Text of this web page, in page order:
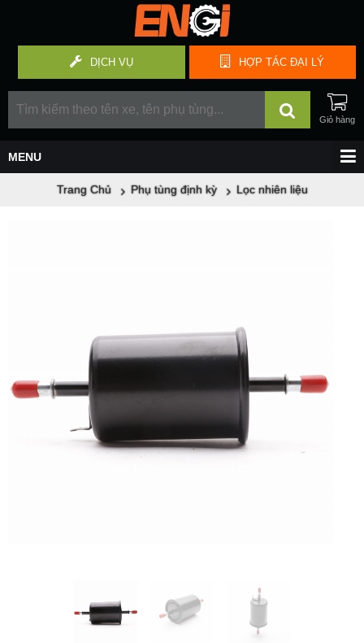
HỢP TÁC ĐẠI LÝ
DỊCH VỤ
Trang Chủ Phụ tùng định kỳ Lọc nhiên liệu